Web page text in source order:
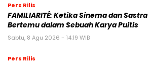
Pers Rilis
FAMILIARITÉ: Ketika Sinema dan Sastra
Bertemu dalam Sebuah Karya Puitis
Sabtu, 8 Agu 2026 - 14:19 WIB
Pers Rilis